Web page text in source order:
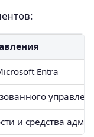
Entra
и средства